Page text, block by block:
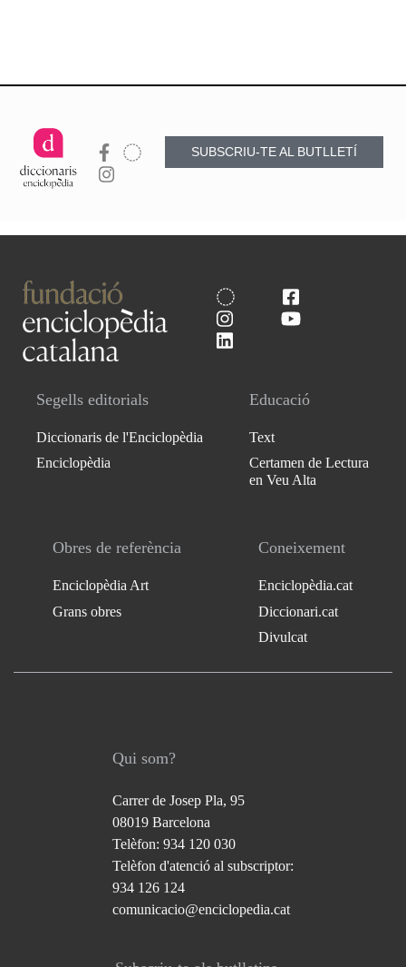
SUBSCRIU-TE AL BUTLLETÍ
Segells editorials
Diccionaris de l'Enciclopèdia
Enciclopèdia
Educació
Text
Certamen de Lectura
en Veu Alta
Obres de referència
Enciclopèdia Art
Grans obres
Coneixement
Enciclopèdia.cat
Diccionari.cat
Divulcat
Qui som?
Carrer de Josep Pla, 95
08019 Barcelona
Telèfon: 934 120 030
Telèfon d'atenció al subscriptor:
934 126 124
comunicacio@enciclopedia.cat